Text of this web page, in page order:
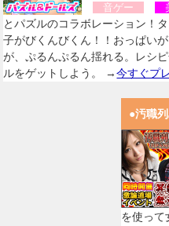
音ゲー
とパズルのコラボレーション！
子がびくんびくん！！おっぱい
が、ぷるんぷるん揺れる。レシ
ルをゲットしよう。 →今すぐプ
●汚職
を使って